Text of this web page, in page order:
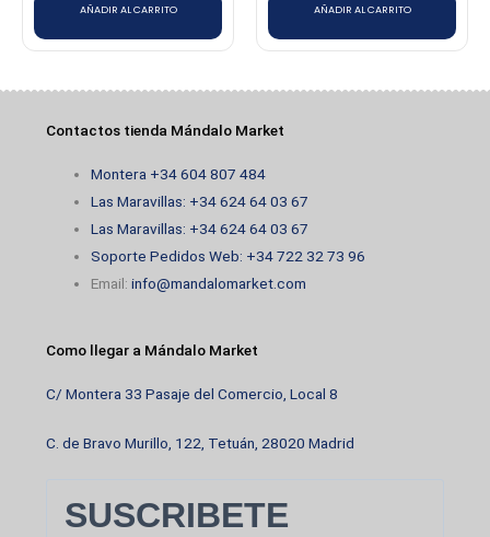
AÑADIR AL CARRITO AÑADIR AL CARRITO
Contactos tienda Mándalo Market
Montera +34 604 807 484
Las Maravillas: +34 624 64 03 67
Las Maravillas: +34 624 64 03 67
Soporte Pedidos Web: +34 722 32 73 96
Email:info@mandalomarket.com
Como llegar a Mándalo Market
C/ Montera 33 Pasaje del Comercio, Local 8
C. de Bravo Murillo, 122, Tetuán, 28020 Madrid
SUSCRIBETE